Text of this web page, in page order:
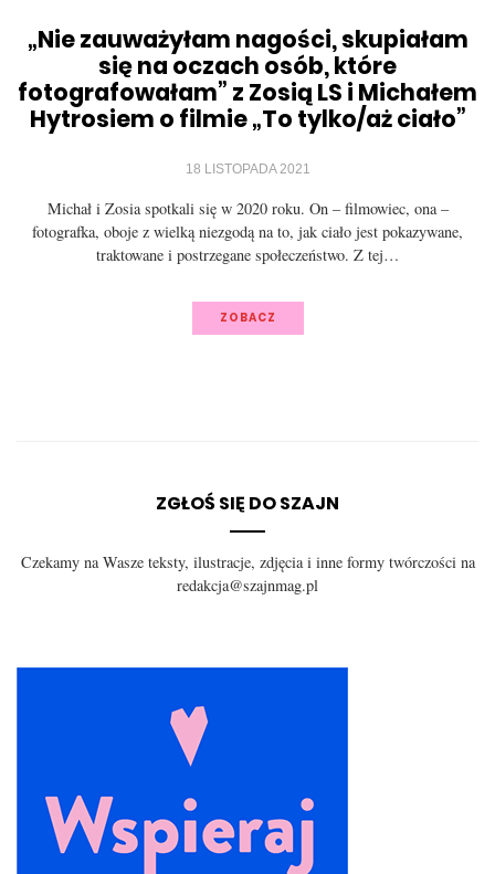
„Nie zauważyłam nagości, skupiałam
się na oczach osób, które
fotografowałam” z Zosią LS i Michałem
Hytrosiem o filmie „To tylko/aż ciało”
18 LISTOPADA 2021
Michał i Zosia spotkali się w 2020 roku. On – filmowiec, ona –
fotografka, oboje z wielką niezgodą na to, jak ciało jest pokazywane,
traktowane i postrzegane społeczeństwo. Z tej…
ZOBACZ
ZGŁOŚ SIĘ DO SZAJN
Czekamy na Wasze teksty, ilustracje, zdjęcia i inne formy twórczości na
redakcja@szajnmag.pl